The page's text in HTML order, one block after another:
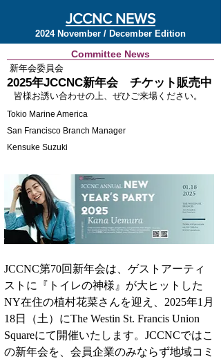
JCCNC NEWS
2024 November / December Edition
Committee News
新年会委員会
2025年JCCNC新年会 チケット販売中
皆様お誘い合わせの上、ぜひご来場ください。
Tokio Marine America
San Francisco Branch Manager
Kensuke Suzuki
JCCNC第70回新年会は、ゲストアーティ
ストに『トイレの神様』が大ヒットした
NY在住の植村花菜さんを迎え、2025年1月
18日（土）にThe Westin St. Francis Union
Squareにて開催いたします。JCCNCではこ
の新年会を、会員企業のみならず地域コミ